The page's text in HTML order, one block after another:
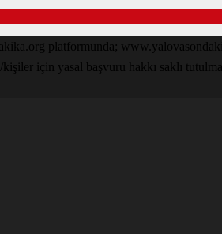
platformunda;
için yasal başvuru hakkı saklı